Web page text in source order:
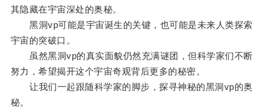
其隐藏在宇宙深处的奥秘。
黑洞vp可能是宇宙诞生的关键，也可能是未来人类探索
宇宙的突破口。
虽然黑洞vp的真实面貌仍然充满谜团，但科学家们不断
努力，希望揭开这个宇宙奇观背后更多的秘密。
让我们一起跟随科学家的脚步，探寻神秘的黑洞vp的奥
秘。